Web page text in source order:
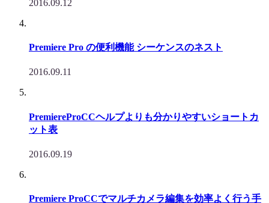
2016.09.12
Premiere Pro の便利機能 シーケンスのネスト
2016.09.11
PremiereProCCヘルプよりも分かりやすいショートカ
ット表
2016.09.19
Premiere ProCCでマルチカメラ編集を効率よく行う手